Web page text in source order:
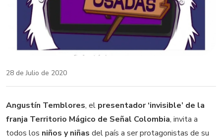
28 de Julio de 2020
Angustín Temblores, el presentador ‘invisible’ de la
franja Territorio Mágico de Señal Colombia, invita a
todos los niños y niñas del país a ser protagonistas de su